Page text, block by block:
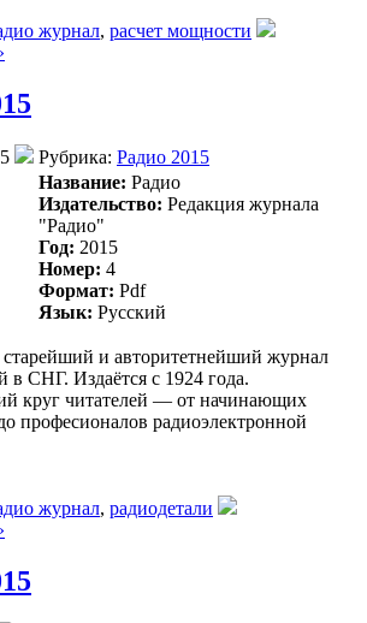
журнал, расчет мощности
Рубрика: Радио 2015
Название: Радио
Издательство: Редакция журнала
"Радио"
Год: 2015
Номер: 4
Формат: Pdf
Язык: Русский
и авторитетнейший журнал
в СНГ. Издаётся с 1924 года.
круг читателей — от начинающих
професионалов радиоэлектронной
журнал, радиодетали